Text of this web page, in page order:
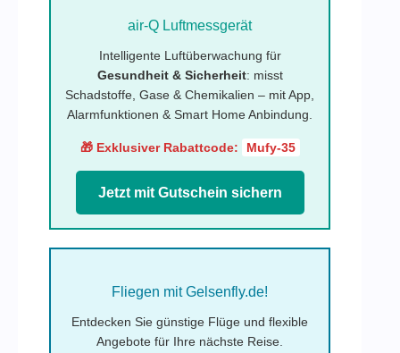
air-Q Luftmessgerät
Intelligente Luftüberwachung für
Gesundheit & Sicherheit: misst
Schadstoffe, Gase & Chemikalien – mit App,
Alarmfunktionen & Smart Home Anbindung.
🎁 Exklusiver Rabattcode: Mufy-35
Jetzt mit Gutschein sichern
Fliegen mit Gelsenfly.de!
Entdecken Sie günstige Flüge und flexible
Angebote für Ihre nächste Reise.